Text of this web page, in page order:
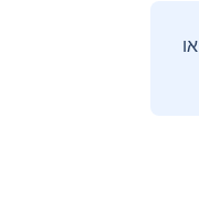
אנחנו אוספים ומציגים ביקורות וחוות דעת רק מהזמנות מאומתות שבוצעו על ידי משתמשים אמיתיים דרך HotelsCombined או